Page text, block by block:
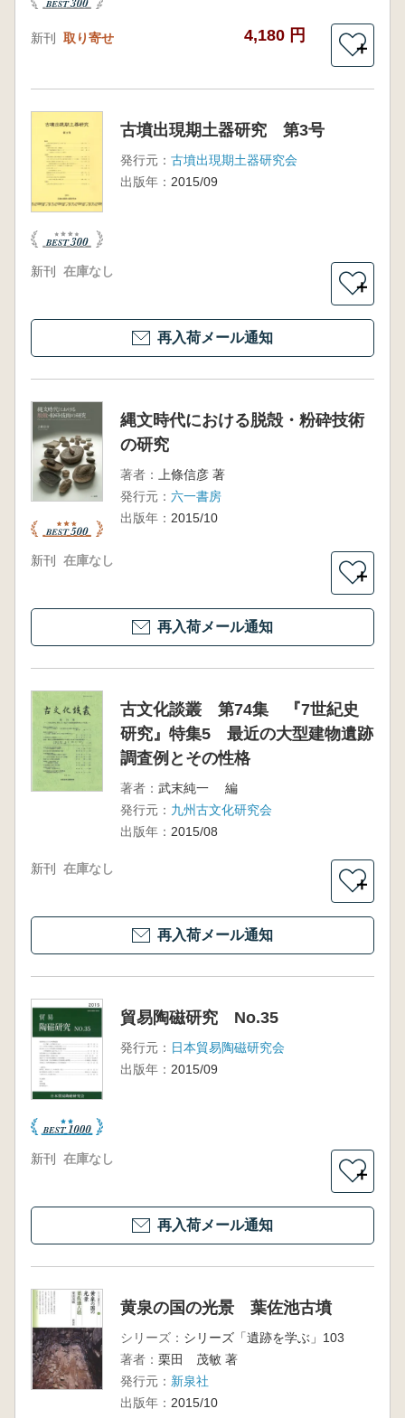
新刊 取り寄せ 4,180 円
＋
古墳出現期土器研究 第3号
発行元： 古墳出現期土器研究会
出版年： 2015/09
新刊 在庫なし
＋
再入荷メール通知
縄文時代における脱殻・粉砕技術
の研究
著者：
上條信彦 著
発行元： 六一書房
出版年： 2015/10
新刊 在庫なし
＋
再入荷メール通知
古文化談叢 第74集 『7世紀史
研究』特集5 最近の大型建物遺跡
調査例とその性格
著者： 武末純一 編
発行元： 九州古文化研究会
出版年： 2015/08
新刊 在庫なし
＋
再入荷メール通知
貿易陶磁研究 No.35
発行元： 日本貿易陶磁研究会
出版年： 2015/09
新刊 在庫なし
＋
再入荷メール通知
黄泉の国の光景 葉佐池古墳
シリーズ： シリーズ「遺跡を学ぶ」103
著者： 栗田 茂敏 著
発行元： 新泉社
出版年： 2015/10